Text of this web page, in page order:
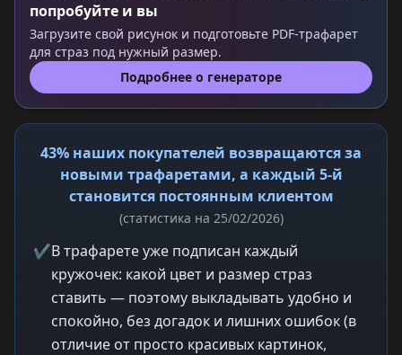
попробуйте и вы
Загрузите свой рисунок и подготовьте PDF-трафарет
для страз под нужный размер.
Подробнее о генераторе
43% наших покупателей возвращаются за
новыми трафаретами, а каждый 5-й
становится постоянным клиентом
(статистика на 25/02/2026)
✔В трафарете уже подписан каждый
кружочек: какой цвет и размер страз
ставить — поэтому выкладывать удобно и
спокойно, без догадок и лишних ошибок (в
отличие от просто красивых картинок,